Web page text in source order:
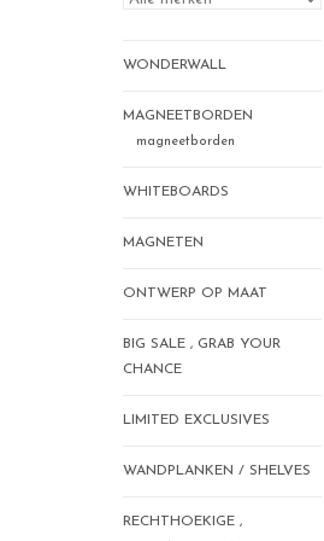
WONDERWALL
MAGNEETBORDEN
magneetborden
WHITEBOARDS
MAGNETEN
ONTWERP OP MAAT
BIG SALE , GRAB YOUR
CHANCE
LIMITED EXCLUSIVES
WANDPLANKEN / SHELVES
RECHTHOEKIGE ,